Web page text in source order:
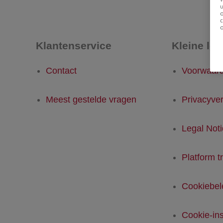
Klantenservice
Contact
Meest gestelde vragen
Kleine
Legal
Platform
Cookie-